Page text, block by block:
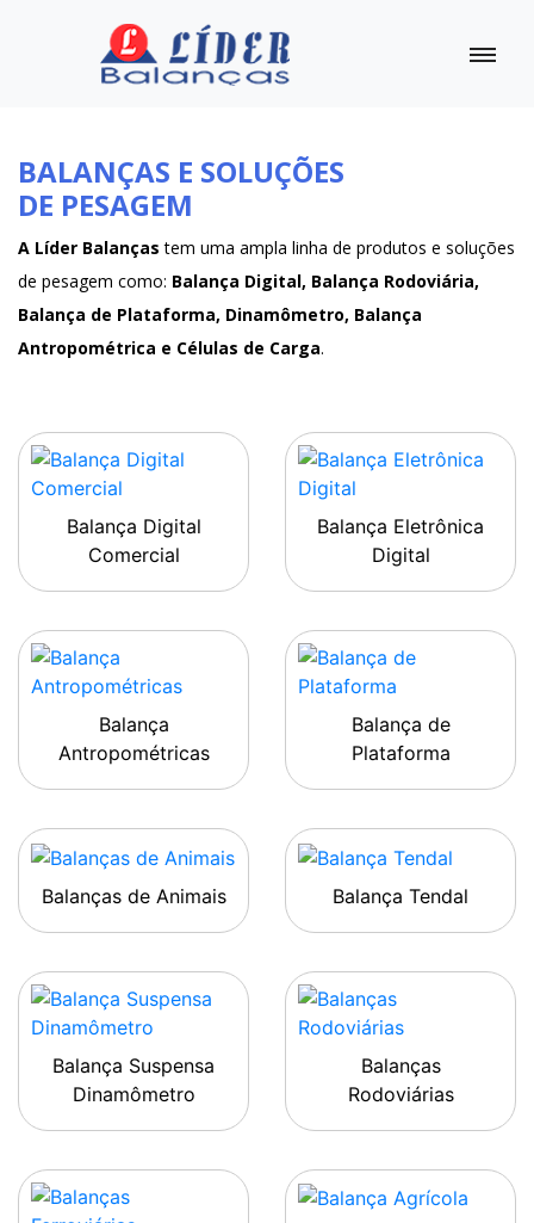
BALANÇAS E SOLUÇÕES
DE PESAGEM
A Líder Balanças tem uma ampla linha de produtos e soluções
de pesagem como: Balança Digital, Balança Rodoviária,
Balança de Plataforma, Dinamômetro, Balança
Antropométrica e Células de Carga.
Balança Digital
Comercial
Balança Eletrônica
Digital
Balança
Antropométricas
Balança de
Plataforma
Balanças de Animais Balança Tendal
Balança Suspensa
Dinamômetro
Balanças
Rodoviárias